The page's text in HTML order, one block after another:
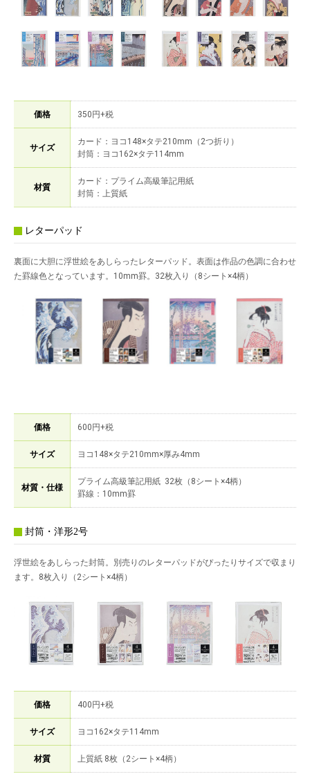
価格 350円+税
サイズ
カード：ヨコ148×タテ210mm（2つ折り）
封筒：ヨコ162×タテ114mm
材質
カード：プライム高級筆記用紙
封筒：上質紙
レターパッド
裏面に大胆に浮世絵をあしらったレターパッド。表面は作品の色調に合わせ
た罫線色となっています。10mm罫。32枚入り（8シート×4柄）
価格 600円+税
サイズ ヨコ148×タテ210mm×厚み4mm
材質・仕様
プライム高級筆記用紙 32枚（8シート×4柄）
罫線：10mm罫
封筒・洋形2号
浮世絵をあしらった封筒。別売りのレターパッドがぴったりサイズで収まり
ます。8枚入り（2シート×4柄）
価格 400円+税
サイズ ヨコ162×タテ114mm
材質 上質紙 8枚（2シート×4柄）